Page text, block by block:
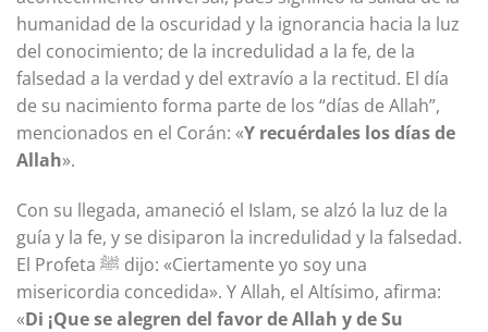
humanidad de la oscuridad y la ignorancia hacia la luz
del conocimiento; de la incredulidad a la fe, de la
falsedad a la verdad y del extravío a la rectitud. El día
de su nacimiento forma parte de los “días de Allah”,
mencionados en el Corán: «Y recuérdales los días de
Allah».
Con su llegada, amaneció el Islam, se alzó la luz de la
guía y la fe, y se disiparon la incredulidad y la falsedad.
El Profeta ﷺ dijo: «Ciertamente yo soy una
misericordia concedida». Y Allah, el Altísimo, afirma:
«Di ¡Que se alegren del favor de Allah y de Su